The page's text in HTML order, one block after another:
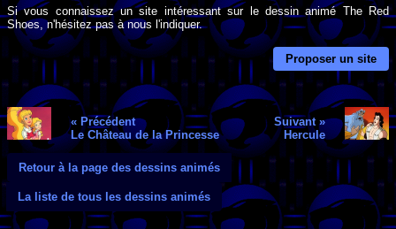
Si vous connaissez un site intéressant sur le dessin animé The Red
Shoes, n'hésitez pas à nous l'indiquer.
Proposer un site
« Précédent
Le Château de la Princesse
Suivant »
Hercule
Retour à la page des dessins animés
La liste de tous les dessins animés